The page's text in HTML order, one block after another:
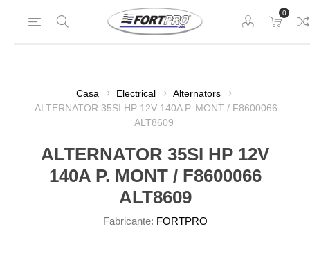
0
Casa Electrical
Alternators
ALTERNATOR 35SI HP 12V 140A P. MONT / F8600066
ALT8609
ALTERNATOR 35SI HP 12V
140A P. MONT / F8600066
ALT8609
Fabricante: FORTPRO